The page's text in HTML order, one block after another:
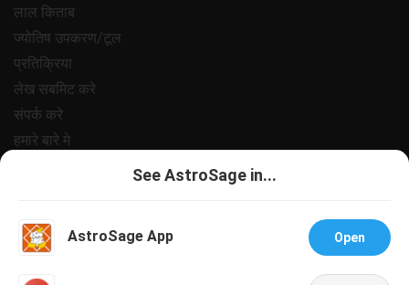
लाल किताब
ज्योतिष उपकरण/टूल
प्रतिक्रिया
लेख सबमिट करे
संपर्क करे
हमारे बारे मे
सहायता
See AstroSage in...
AstroSage App Open